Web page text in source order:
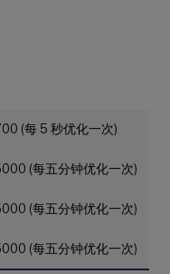
(每 5 秒优化一次)
(每五分钟优化一次)
(每五分钟优化一次)
(每五分钟优化一次)